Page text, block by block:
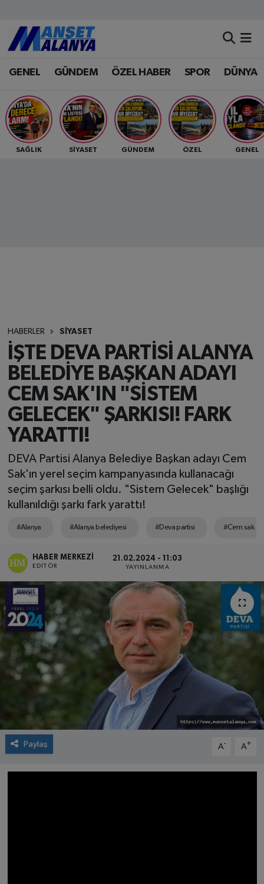
GENEL GÜNDEM ÖZEL HABER SPOR DÜNYA
SAĞLIK SİYASET GÜNDEM ÖZEL GENEL
HABERLER SİYASET
İŞTE DEVA PARTİSİ ALANYA
BELEDİYE BAŞKAN ADAYI
CEM SAK'IN "SİSTEM
GELECEK" ŞARKISI! FARK
YARATTI!
DEVA Partisi Alanya Belediye Başkan adayı Cem
Sak'ın yerel seçim kampanyasında kullanacağı
seçim şarkısı belli oldu. "Sistem Gelecek" başlığı
kullanıldığı şarkı fark yarattı!
#Alanya #Alanya belediyesi #Deva partisi #Cem sak
HABER MERKEZI
EDITÖR
21.02.2024 - 11:03
YAYINLANMA
Paylaş A- A+
Antalya Nöbetçi Eczaneler
Antalya Hava Durumu
Antalya Namaz Vakitleri
Antalya Trafik Yoğunluk Haritası